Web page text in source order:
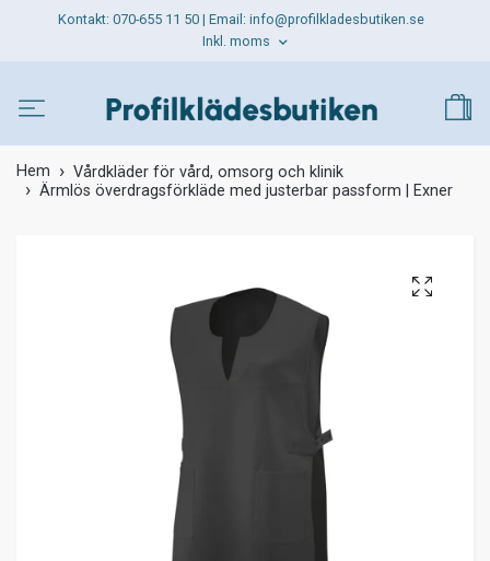
Kontakt: 070-655 11 50 | Email: info@profilkladesbutiken.se
Inkl. moms
Hem
Vårdkläder för vård, omsorg och klinik
Ärmlös överdragsförkläde med justerbar passform | Exner